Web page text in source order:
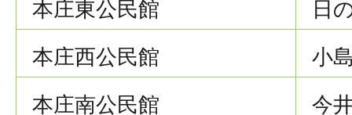
本庄東公民館
日
本庄西公民館
小
本庄南公民館
今